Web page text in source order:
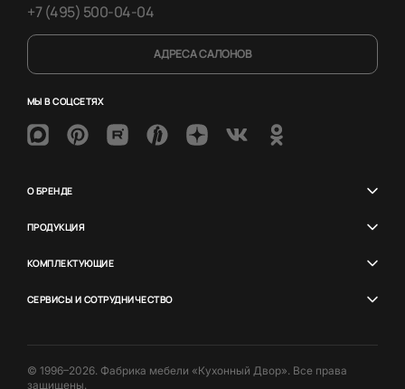
+7 (495) 500-04-04
АДРЕСА САЛОНОВ
МЫ В СОЦСЕТЯХ
О БРЕНДЕ
ПРОДУКЦИЯ
КОМПЛЕКТУЮЩИЕ
СЕРВИСЫ И СОТРУДНИЧЕСТВО
© 1996–2026. Фабрика мебели «Кухонный Двор». Все права
защищены.